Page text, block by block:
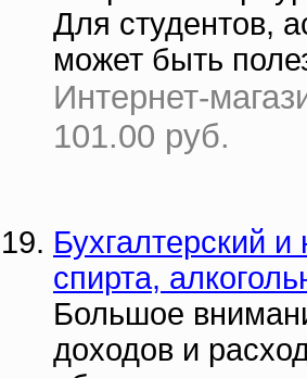
Для студентов,
может быть
Интернет-
101.00 руб.
Бухгалтерский
спирта,
Большое
доходов и